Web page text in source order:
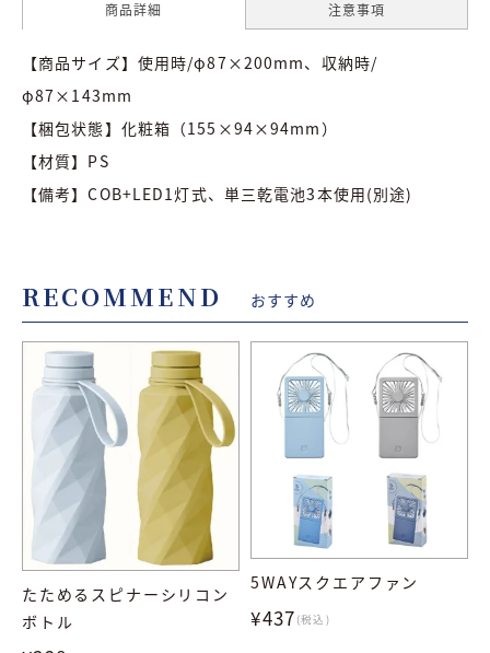
商品詳細 注意事項
【商品サイズ】使用時/φ87×200mm、収納時/
φ87×143mm
【梱包状態】化粧箱（155×94×94mm）
【材質】PS
【備考】COB+LED1灯式、単三乾電池3本使用(別途)
RECOMMEND おすすめ
たためるスピナーシリコン
ボトル
5WAYスクエアファン
¥437 (税込)